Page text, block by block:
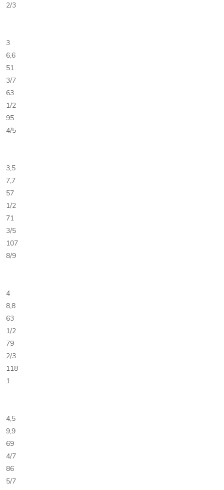
2/3
3
6,6
51
3/7
63
1/2
95
4/5
3,5
7,7
57
1/2
71
3/5
107
8/9
4
8,8
63
1/2
79
2/3
118
1
4,5
9,9
69
4/7
86
5/7